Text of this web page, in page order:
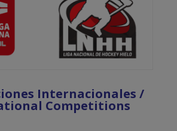
Internacionales /
Competitions